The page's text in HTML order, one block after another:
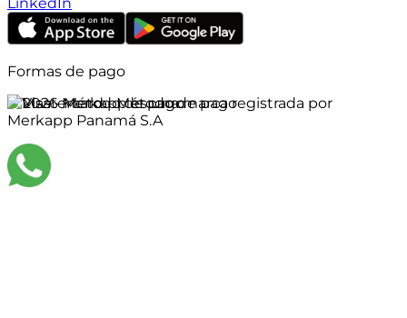
Formas de pago
©2026Merkapp es una marca registrada por
Merkapp Panamá S.A